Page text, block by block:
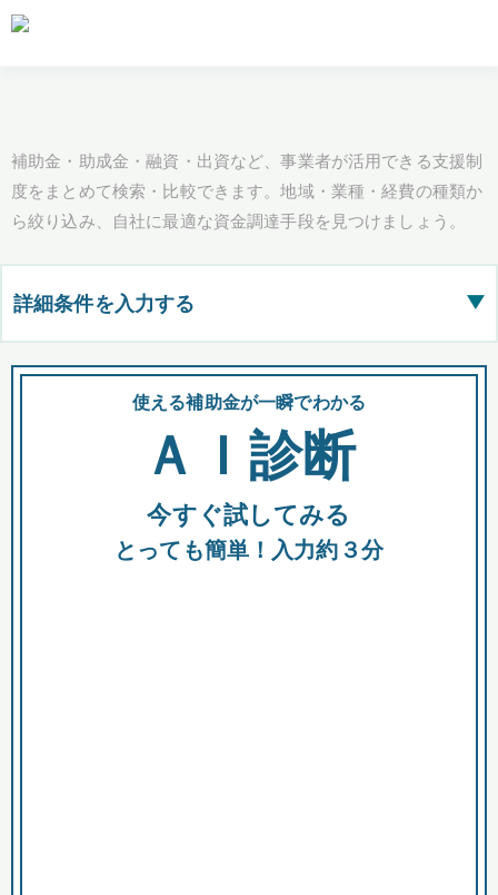
補助金・助成金・融資・出資など、事業者が活用できる支援制
度をまとめて検索・比較できます。地域・業種・経費の種類か
ら絞り込み、自社に最適な資金調達手段を見つけましょう。
詳細条件を入力する ▶
都道府県
全国の検索結果を含めて表示
助成金 融資 出資
使える補助金が一瞬でわかる
ＡＩ診断
今すぐ試してみる
とっても簡単！入力約３分